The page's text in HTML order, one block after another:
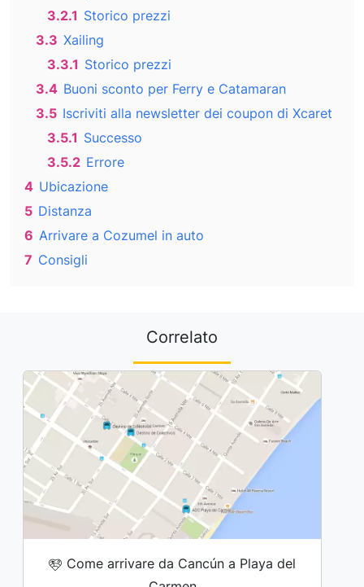
3.2.1 Storico prezzi
3.3 Xailing
3.3.1 Storico prezzi
3.4 Buoni sconto per Ferry e Catamaran
3.5 Iscriviti alla newsletter dei coupon di Xcaret
3.5.1 Successo
3.5.2 Errore
4 Ubicazione
5 Distanza
6 Arrivare a Cozumel in auto
7 Consigli
Correlato
Come arrivare da Cancún a Playa del